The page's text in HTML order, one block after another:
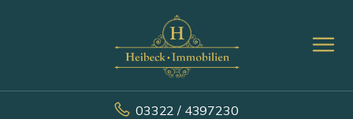
03322 / 4397230